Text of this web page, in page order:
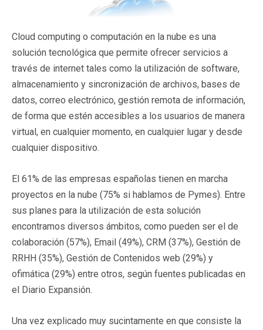
Cloud computing o computación en la nube es una
solución tecnológica que permite ofrecer servicios a
través de internet tales como la utilización de software,
almacenamiento y sincronización de archivos, bases de
datos, correo electrónico, gestión remota de información,
de forma que estén accesibles a los usuarios de manera
virtual, en cualquier momento, en cualquier lugar y desde
cualquier dispositivo.
El 61% de las empresas españolas tienen en marcha
proyectos en la nube (75% si hablamos de Pymes). Entre
sus planes para la utilización de esta solución
encontramos diversos ámbitos, como pueden ser el de
colaboración (57%), Email (49%), CRM (37%), Gestión de
RRHH (35%), Gestión de Contenidos web (29%) y
ofimática (29%) entre otros, según fuentes publicadas en
el Diario Expansión.
Una vez explicado muy sucintamente en que consiste la